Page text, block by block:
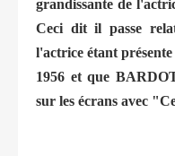
grandissante de
Ceci dit il passe
l'actrice étant
1956 et que
sur les écrans avec